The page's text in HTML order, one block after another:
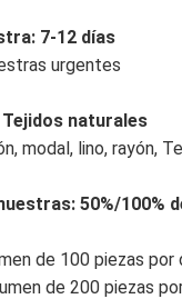
7-12 días
urgentes
naturales
modal, lino, rayón,
50%/100%
de 100 piezas por
de 200 piezas